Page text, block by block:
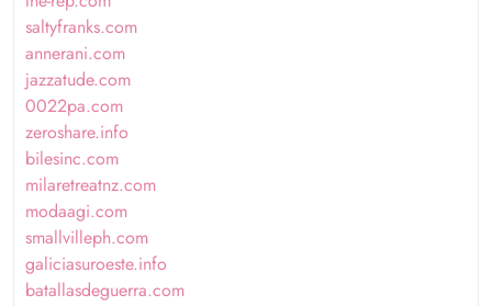
saltyfranks.com
annerani.com
jazzatude.com
0022pa.com
zeroshare.info
bilesinc.com
milaretreatnz.com
modaagi.com
smallvilleph.com
galiciasuroeste.info
batallasdeguerra.com